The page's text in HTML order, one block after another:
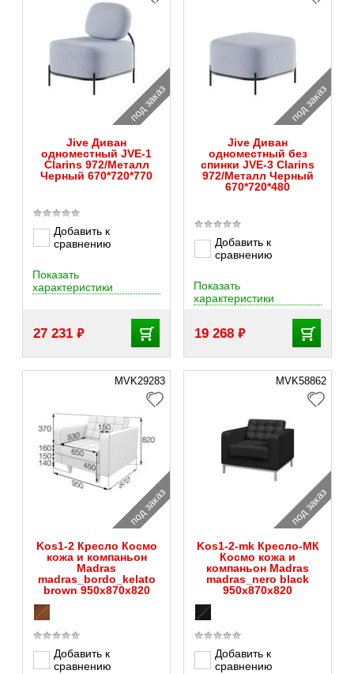
под заказ
Jive Диван
одноместный JVE-1
Clarins 972/Металл
Черный 670*720*770
Добавить к
сравнению
27 231 ₽
Показать
характеристики
под заказ
Jive Диван
одноместный без
спинки JVE-3 Clarins
972/Металл Черный
670*720*480
Добавить к
сравнению
19 268 ₽
Показать
характеристики
MVK29283
под заказ
Kos1-2 Кресло Космо
кожа и компаньон
Madras
madras_bordo_kelato
brown 950х870х820
Добавить к
сравнению
MVK58862
под заказ
Kos1-2-mk Кресло-МК
Космо кожа и
компаньон Madras
madras_nero black
950х870х820
Добавить к
сравнению